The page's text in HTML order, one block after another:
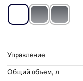
Управление
Общий объем, л